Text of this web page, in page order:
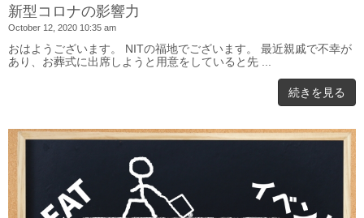
新型コロナの影響力
October 12, 2020 10:35 am
おはようございます。 NITの福地でございます。 最近親戚で不幸が
あり、お葬式に出席しようと用意をしていると先 ...
続きを見る